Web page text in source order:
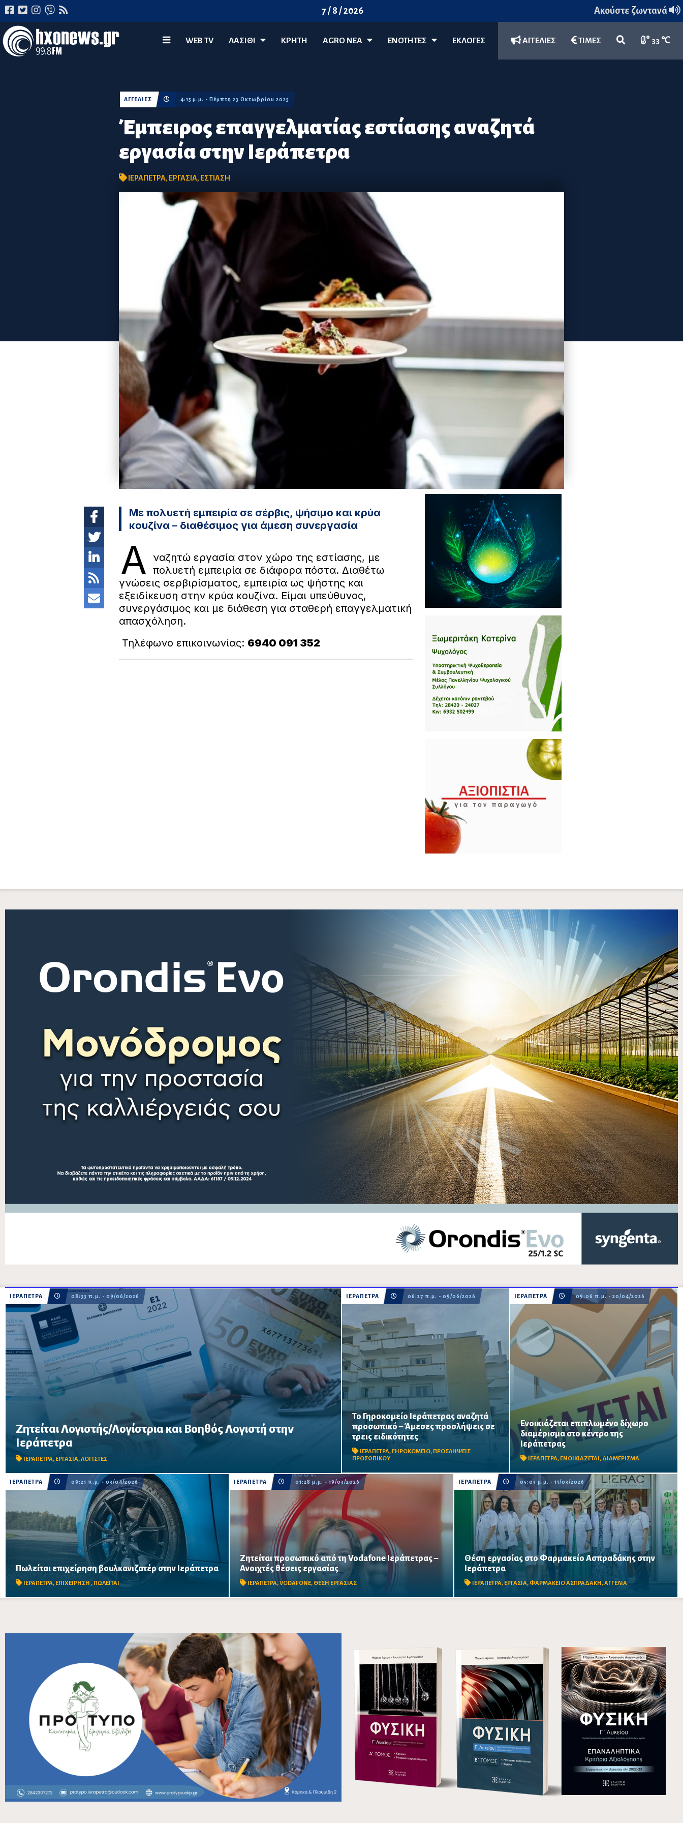
7 / 8 / 2026 Ακούστε ζωντανά
WEB TV ΛΑΣΊΘΙ ΚΡΗΤΗ AGRO ΝΈΑ ΕΝΟΤΗΤΕΣ ΕΚΛΟΓΕΣ ΑΓΓΕΛΙΕΣ ΤΙΜΕΣ 33 ℃
Έμπειρος επαγγελματίας εστίασης αναζητά
εργασία στην Ιεράπετρα
ΑΓΓΕΛΙΕΣ 4:15 μ.μ. - Πέμπτη 23 Οκτωβρίου 2025
ΙΕΡΑΠΕΤΡΑ, ΕΡΓΑΣΙΑ, ΕΣΤΙΑΣΗ
Με πολυετή εμπειρία σε σέρβις, ψήσιμο και κρύα
κουζίνα – διαθέσιμος για άμεση συνεργασία
Α
ναζητώ εργασία στον χώρο της εστίασης, με
πολυετή εμπειρία σε διάφορα πόστα. Διαθέτω
γνώσεις σερβιρίσματος, εμπειρία ως ψήστης και
εξειδίκευση στην κρύα κουζίνα. Είμαι υπεύθυνος,
συνεργάσιμος και με διάθεση για σταθερή επαγγελματική
απασχόληση.
Τηλέφωνο επικοινωνίας: 6940 091 352
ΙΕΡΑΠΕΤΡΑ 08:33 π.μ. - 09/06/2026
Ζητείται Λογιστής/Λογίστρια και Βοηθός Λογιστή στην
Ιεράπετρα
ΙΕΡΑΠΕΤΡΑ, ΕΡΓΑΣΙΑ,ΛΟΓΙΣΤΕΣ
Λογιστικό γραφείο στην Ιεράπετρα ζητά για άμεση συνεργασία:
ΙΕΡΑΠΕΤΡΑ 06:27 π.μ. - 09/06/2026
Το Γηροκομείο Ιεράπετρας αναζητά
προσωπικό – Άμεσες προσλήψεις σε
τρεις ειδικότητες
ΙΕΡΑΠΕΤΡΑ, ΓΗΡΟΚΟΜΕΙΟ, ΠΡΟΣΛΗΨΕΙΣ
ΠΡΟΣΩΠΙΚΟΥ
Ζητούνται νοσηλευτής/νοσηλεύτρια,
φροντιστής/φροντίστρια και βοηθός
μάγειρα – Οι ενδιαφερόμενοι μπορούν να
αποστείλουν βιογραφικό ή να
ΙΕΡΑΠΕΤΡΑ 09:06 π.μ. - 20/04/2026
Ενοικιάζεται επιπλωμένο δίχωρο
διαμέρισμα στο κέντρο της
Ιεράπετρας
ΙΕΡΑΠΕΤΡΑ, ΕΝΟΙΚΙΑΖΕΤΑΙ, ΔΙΑΜΕΡΙΣΜΑ
40 τ.μ. με αυτόνομη θέρμανση, κλιματισμό
και ηλιακό – Άνετη διαμονή όλο τον χρόνο
ΙΕΡΑΠΕΤΡΑ 09:21 π.μ. - 03/04/2026
Πωλείται επιχείρηση βουλκανιζατέρ στην Ιεράπετρα
ΙΕΡΑΠΕΤΡΑ, ΕΠΙΧΕΙΡΗΣΗ , ΠΩΛΕΙΤΑΙ
Σε προνομιακή τοποθεσία στον περιφερειακό, με σταθερή
πελατεία και άριστη φήμη – έτοιμη για άμεση λειτουργία.
ΙΕΡΑΠΕΤΡΑ 01:28 μ.μ. - 19/03/2026
Ζητείται προσωπικό από τη Vodafone Ιεράπετρας –
Ανοιχτές θέσεις εργασίας
ΙΕΡΑΠΕΤΡΑ,VODAFONE, ΘΕΣΗ ΕΡΓΑΣΙΑΣ
Αναζητούνται Sales Advisor και Internet Solutions Specialist
με ανταγωνιστικές αποδοχές, εκπαίδευση και προοπτικές
εξέλιξης.
ΙΕΡΑΠΕΤΡΑ 05:03 μ.μ. - 11/03/2026
Θέση εργασίας στο Φαρμακείο Ασπραδάκης στην
Ιεράπετρα
ΙΕΡΑΠΕΤΡΑ, ΕΡΓΑΣΙΑ, ΦΑΡΜΑΚΕΙΟ ΑΣΠΡΑΔΑΚΗ ,ΑΓΓΕΛΙΑ
Ζητείται Βοηθός Φαρμακείου για πλήρη απασχόληση σε
σύγχρονο και ευχάριστο περιβάλλον εργασίας.